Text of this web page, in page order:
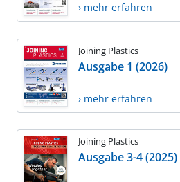
› mehr erfahren
Joining Plastics
Ausgabe 1 (2026)
› mehr erfahren
Joining Plastics
Ausgabe 3-4 (2025)